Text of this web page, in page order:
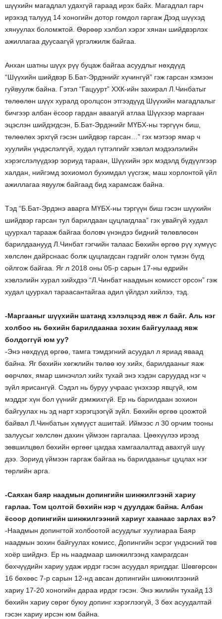
шүүхийн магадлал удахгүй гараад ирэх байх. Магадлал гарч
ирэхэд талууд 14 хоногийн дотор гомдол гаргаж Дээд шүүхэд
хянуулах боломжтой. Өөрөөр хэлбэл хэрэг хянан шийдвэрлэх
ажиллагаа дуусаагүй үргэлжилж байгаа.
Анхан шатны шүүх рүү буцаж байгаа асуудлыг нөхдүүд
“Шүүхийн шийдвэр Б.Бат-Эрдэнийг хүчингүй” гэж гарсан хэмээн
гуйвуулж байна. Гэтэл “Гацуурт” ХХК-ийн захирал Л.Чинбатыг
төлөөлөн шүүх хуралд оролцсон этгээдүүд Шүүхийн магадлалыг
бичгээр албан ёсоор гардан аваагүй атлаа Шүүхээр маргаан
эцэслэн шийдэгдсэн, Б.Бат-Эрдэнийг МҮБХ-ны тэргүүн биш,
төлөөлөх эрхгүй гэсэн шийдвэр гарсан…” гэх мэтээр ямар ч
хуулийн үндэслэлгүй, худал гүтгэлгийг хэвлэл мэдээлэлийн
хэрэгслэлүүдээр зориуд тараан, Шүүхийн эрх мэдэлд бүдүүлгээр
халдан, нийгэмд зохиомол бухимдал үүсгэж, маш хорлонтой үйл
ажиллагаа явуулж байгаад бид харамсаж байна.
Тэд “Б.Бат-Эрдэнэ аварга МҮБХ-ны тэргүүн биш гэсэн шүүхийн
шийдвэр гарсан тул барилдаан цуцлагдлаа” гэх увайгүй худал
цуурхал тарааж байгаа боловч үнэндээ бидний төлөвлөсөн
барилдаанууд Л.Чинбат гэгчийн талаас Бөхийн өргөө рүү хүмүүс
хөлслөн дайрснаас болж цуцлагдсан гэдгийг олон түмэн бүгд
ойлгож байгаа. Яг л 2018 оны 05-р сарын 17-ны өдрийн
хэвлэлийн хурал хийхдээ “Л.Чинбат наадмын комисст орсон” гэж
худал цуурхал тараасантайгаа адил үйлдэл хийлээ, тэд.
-Маргааныг шүүхийн шатанд хэлэлцээд явж л байг. Аль нэг
холбоо нь бөхийн барилдаанаа зохин байгуулаад явж
болдоггүй юм уу?
-Энэ нөхдүүд өргөө, тамга тэмдэгний асуудал л яриад яваад
байна. Яг бөхийн хөгжлийн төлөө юу хийх, барилдааныг яаж
өөрчлөх, ямар шинэчлэл хийх тухай энэ хэдэн саруудад нэг ч
зүйл ярисангүй. Сэдэл нь буруу учраас үнэхээр явцгүй, юм
мэддэг хүн бол үүнийг дэмжихгүй. Ер нь барилдаан зохион
байгуулах нь эд нарт хэрэгцээгүй зүйл. Бөхийн өргөө цоожтой
байвал Л.Чинбатын хүмүүст ашигтай. Иймээс л 30 орчим тооны
залуусыг хөлслөн дахин үймээн гаргалаа. Цөөхүүлээ ирээд
зөвшилцвөл бөхийн өргөөг цагдаа хамгаалалтад авахгүй шүү
дээ. Зориуд үймээн гаргаж байгаа нь барилдааныг цуцлах нэг
төрлийн арга.
-Саяхан баяр наадмын допингийн шинжилгээнй хариу
гарлаа. Том цолтой бөхийн нэр ч дуулдаж байна. Албан
ёсоор допингийн шинжилгээний хариуг хаанаас зарлах вэ?
-Наадмын допингтой холбоотой асуудлыг хуулиараа Баяр
наадмын зохин байгуулах комисс, Допингийн эсрэг үндэсний төв
хоёр шийднэ. Ер нь наадмаар шинжилгээнд хамрагдсан
бөхчүүдийн хариу удаж ирдэг гэсэн асуудал яригддаг. Шөвгөрсөн
16 бөхөөс 7-р сарын 12-нд авсан допингийн шинжилгээний
хариу 17-20 хоногийн дараа ирдэг гэсэн. Энэ жилийн тухайд 13
бөхийн хариу сөрөг буюу допинг хэрэглээгүй, 3 бөх асуудалтай
гэсэн хариу ирсэн юм байна.